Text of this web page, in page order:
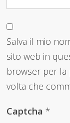
Salva il mio
sito web in
browser per la
volta che
Captcha*